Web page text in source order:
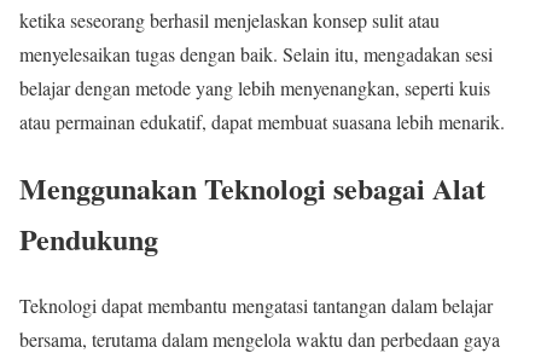
ketika seseorang berhasil menjelaskan konsep sulit atau
menyelesaikan tugas dengan baik. Selain itu, mengadakan sesi
belajar dengan metode yang lebih menyenangkan, seperti kuis
atau permainan edukatif, dapat membuat suasana lebih menarik.
Menggunakan Teknologi sebagai Alat
Pendukung
Teknologi dapat membantu mengatasi tantangan dalam belajar
bersama, terutama dalam mengelola waktu dan perbedaan gaya